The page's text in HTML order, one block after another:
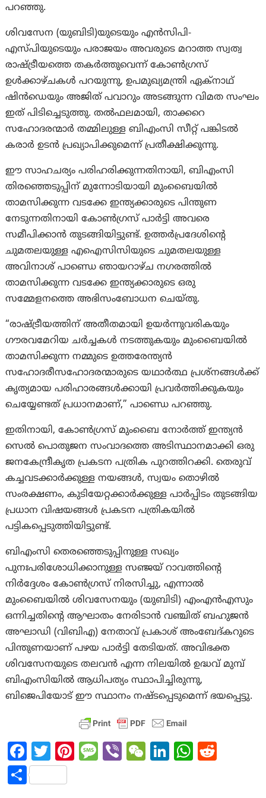
പറഞ്ഞു.
ശിവസേന (യുബിടി)യുടെയും എൻസിപി-
എസ്പിയുടെയും പരാജയം അവരുടെ മറാത്ത സ്വത്വ
രാഷ്ട്രീയത്തെ തകർത്തുവെന്ന് കോൺഗ്രസ്
ഉൾക്കാഴ്ചകൾ പറയുന്നു, ഉപമുഖ്യമന്ത്രി ഏക്‌നാഥ്
ഷിൻഡെയും അജിത് പവാറും അടങ്ങുന്ന വിമത സംഘം
ഇത് പിടിച്ചെടുത്തു. തൽഫലമായി, താക്കറെ
സഹോദരന്മാർ തമ്മിലുള്ള ബിഎംസി സീറ്റ് പങ്കിടൽ
കരാർ ഉടൻ പ്രഖ്യാപിക്കുമെന്ന് പ്രതീക്ഷിക്കുന്നു.
ഈ സാഹചര്യം പരിഹരിക്കുന്നതിനായി, ബിഎംസി
തിരഞ്ഞെടുപ്പിന് മുന്നോടിയായി മുംബൈയിൽ
താമസിക്കുന്ന വടക്കേ ഇന്ത്യക്കാരുടെ പിന്തുണ
നേടുന്നതിനായി കോൺഗ്രസ് പാർട്ടി അവരെ
സമീപിക്കാൻ തുടങ്ങിയിട്ടുണ്ട്. ഉത്തർപ്രദേശിന്റെ
ചുമതലയുള്ള എഐസിസിയുടെ ചുമതലയുള്ള
അവിനാശ് പാണ്ഡെ ഞായറാഴ്ച നഗരത്തിൽ
താമസിക്കുന്ന വടക്കേ ഇന്ത്യക്കാരുടെ ഒരു
സമ്മേളനത്തെ അഭിസംബോധന ചെയ്തു.
“രാഷ്ട്രീയത്തിന് അതീതമായി ഉയർന്നുവരികയും
ഗൗരവമേറിയ ചർച്ചകൾ നടത്തുകയും മുംബൈയിൽ
താമസിക്കുന്ന നമ്മുടെ ഉത്തരേന്ത്യൻ
സഹോദരീസഹോദരന്മാരുടെ യഥാർത്ഥ പ്രശ്‌നങ്ങൾക്ക്
കൃത്യമായ പരിഹാരങ്ങൾക്കായി പ്രവർത്തിക്കുകയും
ചെയ്യേണ്ടത് പ്രധാനമാണ്,” പാണ്ഡെ പറഞ്ഞു.
ഇതിനായി, കോൺഗ്രസ് മുംബൈ നോർത്ത് ഇന്ത്യൻ
സെൽ പൊതുജന സംവാദത്തെ അടിസ്ഥാനമാക്കി ഒരു
ജനകേന്ദ്രീകൃത പ്രകടന പത്രിക പുറത്തിറക്കി. തെരുവ്
കച്ചവടക്കാർക്കുള്ള നയങ്ങൾ, സ്വയം തൊഴിൽ
സംരക്ഷണം, കുടിയേറ്റക്കാർക്കുള്ള പാർപ്പിടം തുടങ്ങിയ
പ്രധാന വിഷയങ്ങൾ പ്രകടന പത്രികയിൽ
പട്ടികപ്പെടുത്തിയിട്ടുണ്ട്.
ബിഎംസി തെരഞ്ഞെടുപ്പിനുള്ള സഖ്യം
പുനഃപരിശോധിക്കാനുള്ള സഞ്ജയ് റാവത്തിന്റെ
നിർദ്ദേശം കോൺഗ്രസ് നിരസിച്ചു, എന്നാൽ
മുംബൈയിൽ ശിവസേനയും (യുബിടി) എംഎൻഎസും
ഒന്നിച്ചതിന്റെ ആഘാതം നേരിടാൻ വഞ്ചിത് ബഹുജൻ
അഘാഡി (വിബിഎ) നേതാവ് പ്രകാശ് അംബേദ്കറുടെ
പിന്തുണയാണ് പഴയ പാർട്ടി തേടിയത്. അവിഭക്ത
ശിവസേനയുടെ തലവൻ എന്ന നിലയിൽ ഉദ്ധവ് മുമ്പ്
ബിഎംസിയിൽ ആധിപത്യം സ്ഥാപിച്ചിരുന്നു,
ബിജെപിയോട് ഈ സ്ഥാനം നഷ്ടപ്പെടുമെന്ന് ഭയപ്പെട്ടു.
Fa
ce
b
T
w
itt
Pi M Vi W Li W
S